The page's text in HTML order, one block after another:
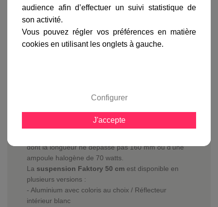
gamme complète
suspension Faktory 50 cm
diffuseur en verre clair afin de vous apporter la clarté
Elle pourra être équipée d'une ampoule basse
dont la longueur ne dépasse pas 160 mm ou d'une
ampoule halogène de 70 watts.
La suspension Faktory 50 cm est disponible en
plusieurs versions :
- Aluminium avec coloris au choix / Réflecteur
intérieur blanc
audience afin d’effectuer un suivi statistique de
son activité.
Vous pouvez régler vos préférences en matière
cookies en utilisant les onglets à gauche.
Configurer
J'accepte